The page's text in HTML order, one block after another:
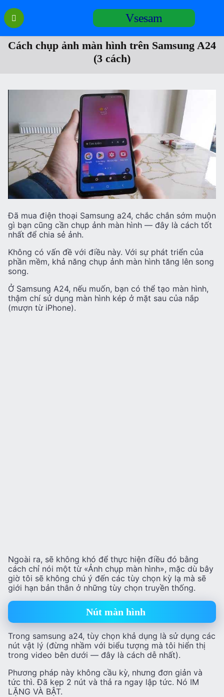
Перейти
содержанию
Vsesam
Cách chụp ảnh màn hình trên Samsung A24
(3 cách)
Đã mua điện thoại Samsung a24, chắc chắn sớm muộn
gì bạn cũng cần chụp ảnh màn hình — đây là cách tốt
nhất để chia sẻ ảnh.
Không có vấn đề với điều này. Với sự phát triển của
phần mềm, khả năng chụp ảnh màn hình tăng lên song
song.
Ở Samsung A24, nếu muốn, bạn có thể tạo màn hình,
thậm chí sử dụng màn hình kép ở mặt sau của nắp
(mượn từ iPhone).
Ngoài ra, sẽ không khó để thực hiện điều đó bằng
cách chỉ nói một từ «Ảnh chụp màn hình», mặc dù bây
giờ tôi sẽ không chú ý đến các tùy chọn kỳ lạ mà sẽ
giới hạn bản thân ở những tùy chọn truyền thống.
Nút màn hình
Trong samsung a24, tùy chọn khả dụng là sử dụng các
nút vật lý (đừng nhầm với biểu tượng mà tôi hiển thị
trong video bên dưới — đây là cách dễ nhất).
Phương pháp này không cầu kỳ, nhưng đơn giản và
tức thì. Đã kẹp 2 nút và thả ra ngay lập tức. Nó IM
LẶNG VÀ BẬT.